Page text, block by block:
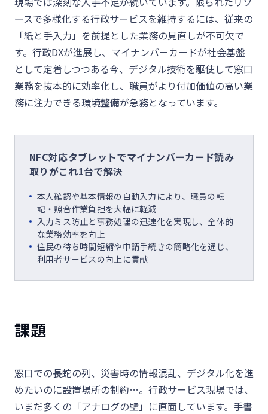
ースで多様化する行政サービスを維持するには、従来の
「紙と手入力」を前提とした業務の見直しが不可欠で
す。行政DXが進展し、マイナンバーカードが社会基盤
として定着しつつある今、デジタル技術を駆使して窓口
業務を抜本的に効率化し、職員がより付加価値の高い業
務に注力できる環境整備が急務となっています。
NFC対応タブレットでマイナンバーカード読み
取りがこれ1台で解決
本人確認や基本情報の自動入力により、職員の転
記・照合作業負担を大幅に軽減
入力ミス防止と事務処理の迅速化を実現し、全体的
な業務効率を向上
住民の待ち時間短縮や申請手続きの簡略化を通じ、
利用者サービスの向上に貢献
課題
窓口での長蛇の列、災害時の情報混乱、デジタル化を進
めたいのに設置場所の制約…。行政サービス現場では、
いまだ多くの「アナログの壁」に直面しています。手書